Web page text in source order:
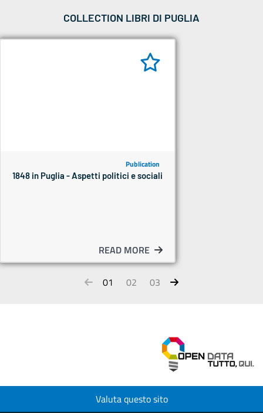
COLLECTION LIBRI DI PUGLIA
Publication
1848 in Puglia - Aspetti politici e sociali
READ MORE
01 02 03
Valuta questo sito